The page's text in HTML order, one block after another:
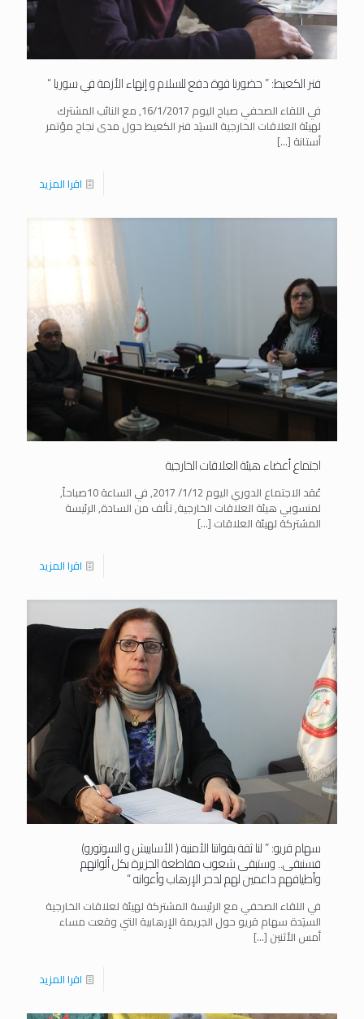
فنر الكعيط: ” حضورنا قوة دفع للسلام و إنهاء الأزمة في سوريا “
في اللقاء الصحفي صباح اليوم 16/1/2017, مع النائب المشترك
لهيئة العلاقات الخارجية السيَد فنر الكعيط حول مدى نجاح مؤتمر
أستانة […]
اقرا المزيد
اجتماع أعضاء هيئة العلاقات الخارجية
عُقد الاجتماع الدوري اليوم 1/12/ 2017, في الساعة 10صباحاً,
لمنسوبي هيئة العلاقات الخارجية, تألف من السادة, الرئيسة
المشتركة لهيئة العلاقات […]
اقرا المزيد
سهام قريو: ” لنا ثقة بقواتنا الأمنية ( الأساييش و السوتورو)
فسنبقى.. وستبقى شعوب مقاطعة الجزيرة بكل ألوانهم
وأطيافهم داعمين لهم لدحر الإرهاب وأعوانه “
في اللقاء الصحفي مع الرئيسة المشتركة لهيئة لعلاقات الخارجية
السيَدة سهام قريو حول الجريمة الإرهابية التي وقعت مساء
أمس الأثنين […]
اقرا المزيد